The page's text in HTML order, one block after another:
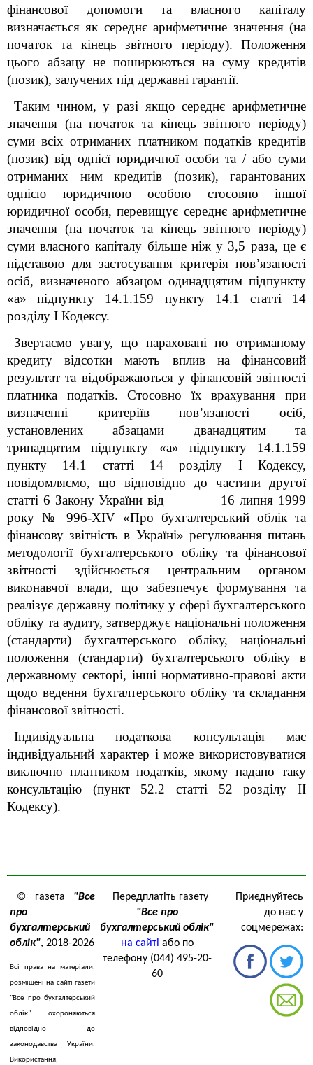
фінансової допомоги та власного капіталу
визначається як середнє арифметичне значення (на
початок та кінець звітного періоду). Положення
цього абзацу не поширюються на суму кредитів
(позик), залучених під державні гарантії.
Таким чином, у разі якщо середнє арифметичне
значення (на початок та кінець звітного періоду)
суми всіх отриманих платником податків кредитів
(позик) від однієї юридичної особи та / або суми
отриманих ним кредитів (позик), гарантованих
однією юридичною особою стосовно іншої
юридичної особи, перевищує середнє арифметичне
значення (на початок та кінець звітного періоду)
суми власного капіталу більше ніж у 3,5 раза, це є
підставою для застосування критерія пов’язаності
осіб, визначеного абзацом одинадцятим підпункту
«а» підпункту 14.1.159 пункту 14.1 статті 14
розділу І Кодексу.
Звертаємо увагу, що нараховані по отриманому
кредиту відсотки мають вплив на фінансовий
результат та відображаються у фінансовій звітності
платника податків. Стосовно їх врахування при
визначенні критеріїв пов’язаності осіб,
установлених абзацами дванадцятим та
тринадцятим підпункту «а» підпункту 14.1.159
пункту 14.1 статті 14 розділу І Кодексу,
повідомляємо, що відповідно до частини другої
статті 6 Закону України від 16 липня 1999
року № 996-XIV «Про бухгалтерський облік та
фінансову звітність в Україні» регулювання питань
методології бухгалтерського обліку та фінансової
звітності здійснюється центральним органом
виконавчої влади, що забезпечує формування та
реалізує державну політику у сфері бухгалтерського
обліку та аудиту, затверджує національні положення
(стандарти) бухгалтерського обліку, національні
положення (стандарти) бухгалтерського обліку в
державному секторі, інші нормативно-правові акти
щодо ведення бухгалтерського обліку та складання
фінансової звітності.
Індивідуальна податкова консультація має
індивідуальний характер і може використовуватися
виключно платником податків, якому надано таку
консультацію (пункт 52.2 статті 52 розділу ІІ
Кодексу).
© газета "Все
про
бухгалтерський
облік", 2018-2026
Всі права на матеріали,
розміщені на сайті газети
"Все про бухгалтерський
облік" охороняються
відповідно до
законодавства України.
Використання,
Передплатіть газету
"Все про
бухгалтерський облік"
на сайті або по
телефону (044) 495-20-
60
Приєднуйтесь
до нас у
соцмережах: